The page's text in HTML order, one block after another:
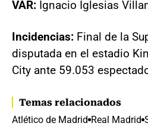
VAR: Ignacio Iglesias
Incidencias: Final de la
disputada en el estadio
City ante 59.053
Temas relacionados
Atlético de Madrid Real Madrid